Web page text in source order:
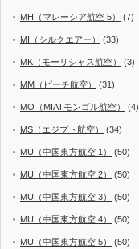
MH（マレーシア航空 5） (7)
MI（シルクエアー） (33)
MK（モーリシャス航空） (3)
MM（ピーチ航空） (31)
MO（MIATモンゴル航空） (4)
MS（エジプト航空） (34)
MU（中国東方航空 1） (50)
MU（中国東方航空 2） (50)
MU（中国東方航空 3） (50)
MU（中国東方航空 4） (50)
MU（中国東方航空 5） (50)